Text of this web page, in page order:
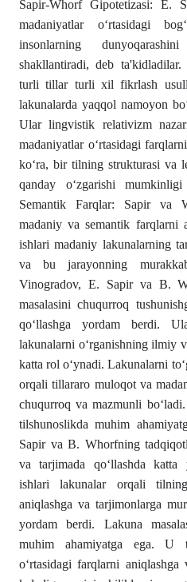
Sapir-Whorf Gipotetizasi:
madaniyatlar о‘rtasidagi
insonlarning
shakllantiradi, deb
turli tillar turli xil fikrlash
lakunalarda yaqqol namoyon
Ular lingvistik relativizm
madaniyatlar о‘rtasidagi
kо‘ra, bir tilning strukturasi va
qanday о‘zgarishi
Semantik Farqlar: Sapir va
madaniy va semantik farqlarni
ishlari madaniy lakunalarning
va bu jarayonning
Vinogradov, E. Sapir va B.
masalasini chuqurroq
qо‘llashga yordam berdi.
lakunalarni о‘rganishning ilmiy
katta rol о‘ynadi. Lakunalarni
orqali tillararo muloqot va
chuqurroq va mazmunli
tilshunoslikda muhim
Sapir va B. Whorfning
va tarjimada qо‘llashda
ishlari lakunalar orqali
aniqlashga va tarjimonlarga
yordam berdi. Lakuna
muhim ahamiyatga ega. U
о‘rtasidagi farqlarni